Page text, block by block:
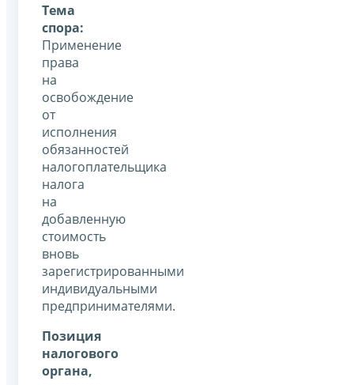
Тема
спора:
Применение
права
на
освобождение
от
исполнения
обязанностей
налогоплательщика
налога
на
добавленную
стоимость
вновь
зарегистрированными
индивидуальными
предпринимателями.
Позиция
налогового
органа,